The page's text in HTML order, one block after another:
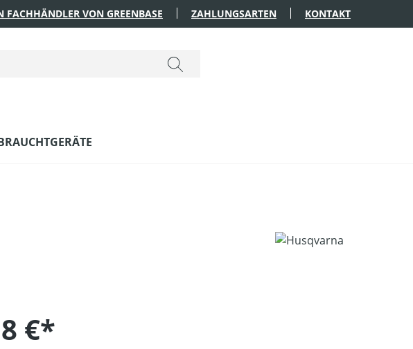
FACHHÄNDLER VON GREENBASE ZAHLUNGSARTEN KONTAKT
€*